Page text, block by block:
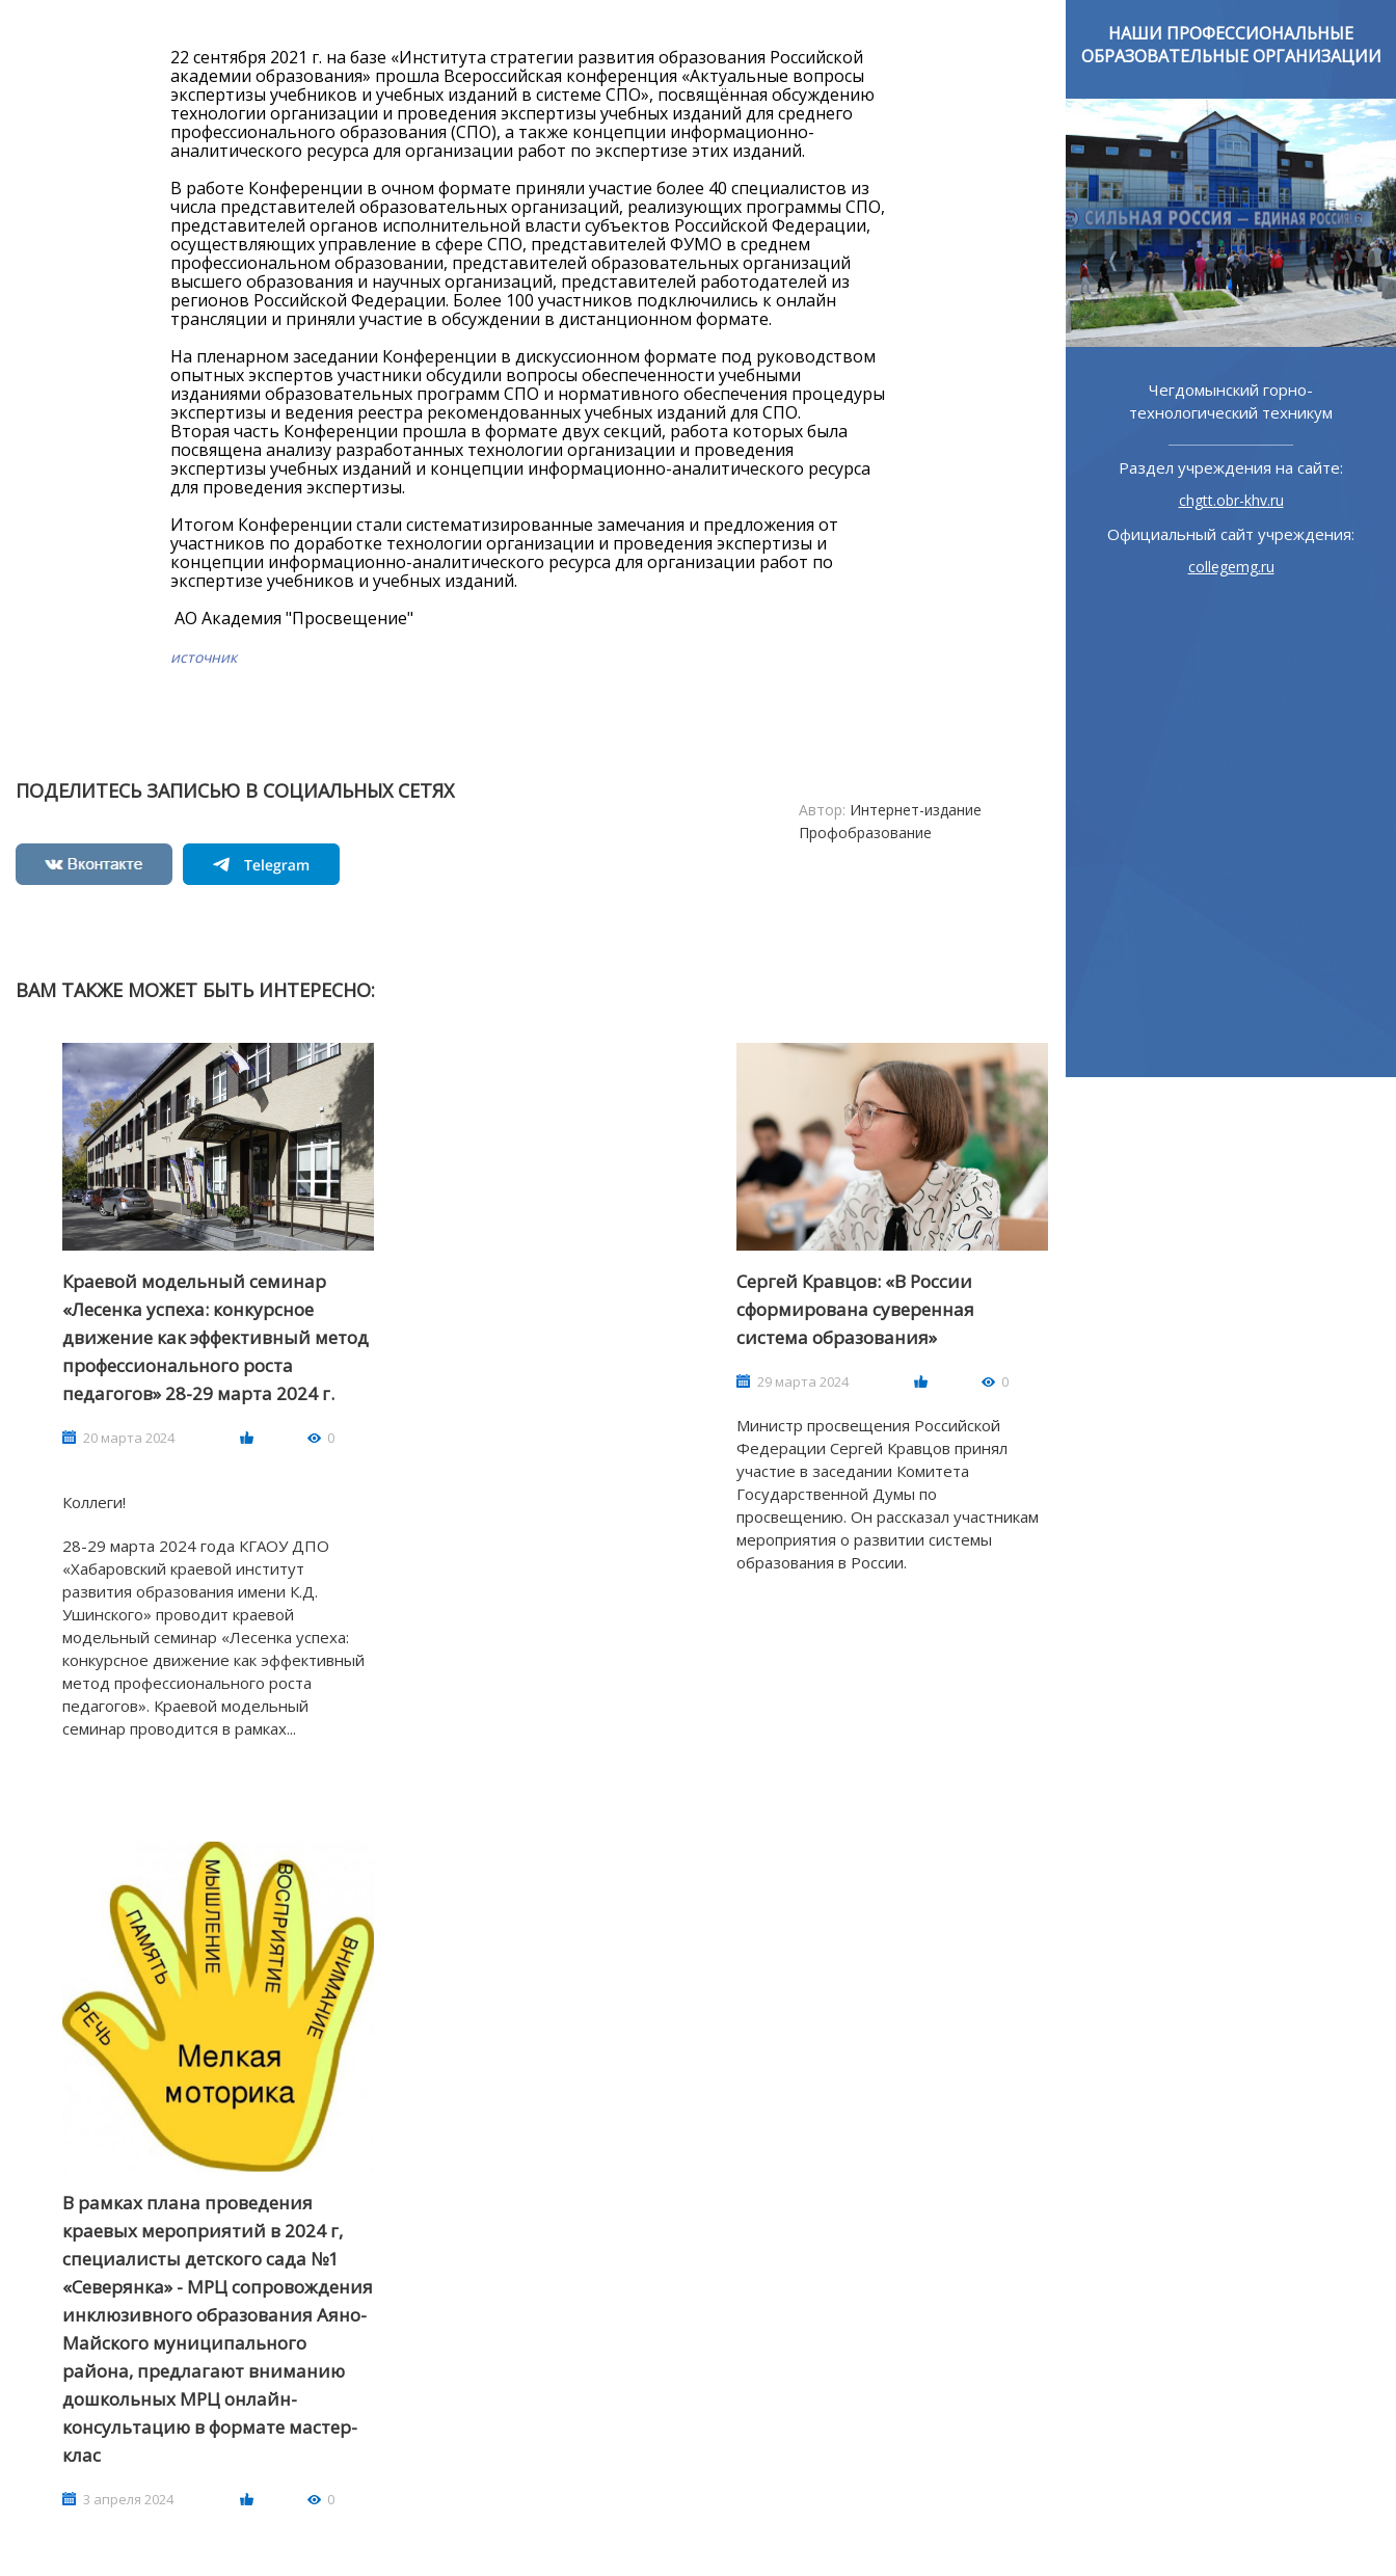
ОБРАЗОВАТЕЛЬНЫЕ ОРГАНИЗАЦИИ
Амурский политехнический
техникум
Раздел учреждения на сайте:
Официальный сайт учреждения:
ap47.ru
ОБРАЗОВАТЕЛЬНЫЕ ОРГАНИЗАЦИИ
Хабаровский краевой институт
Раздел учреждения на сайте:
Официальный сайт учреждения:
НАШИ ПРОФЕССИОНАЛЬНЫЕ
ОБРАЗОВАТЕЛЬНЫЕ ОРГАНИЗАЦИИ
Чегдомынский горно-
технологический техникум
Раздел учреждения на сайте:
chgtt.obr-khv.ru
Официальный сайт учреждения:
collegemg.ru
22 сентября 2021 г. на базе «Института стратегии развития образования Российской
академии образования» прошла Всероссийская конференция «Актуальные вопросы
экспертизы учебников и учебных изданий в системе СПО», посвящённая обсуждению
технологии организации и проведения экспертизы учебных изданий для среднего
профессионального образования (СПО), а также концепции информационно-
аналитического ресурса для организации работ по экспертизе этих изданий.
В работе Конференции в очном формате приняли участие более 40 специалистов из
числа представителей образовательных организаций, реализующих программы СПО,
представителей органов исполнительной власти субъектов Российской Федерации,
осуществляющих управление в сфере СПО, представителей ФУМО в среднем
профессиональном образовании, представителей образовательных организаций
высшего образования и научных организаций, представителей работодателей из
регионов Российской Федерации. Более 100 участников подключились к онлайн
трансляции и приняли участие в обсуждении в дистанционном формате.
На пленарном заседании Конференции в дискуссионном формате под руководством
опытных экспертов участники обсудили вопросы обеспеченности учебными
изданиями образовательных программ СПО и нормативного обеспечения процедуры
экспертизы и ведения реестра рекомендованных учебных изданий для СПО.
Вторая часть Конференции прошла в формате двух секций, работа которых была
посвящена анализу разработанных технологии организации и проведения
экспертизы учебных изданий и концепции информационно-аналитического ресурса
для проведения экспертизы.
Итогом Конференции стали систематизированные замечания и предложения от
участников по доработке технологии организации и проведения экспертизы и
концепции информационно-аналитического ресурса для организации работ по
экспертизе учебников и учебных изданий.
АО Академия "Просвещение"
источник
ПОДЕЛИТЕСЬ ЗАПИСЬЮ В СОЦИАЛЬНЫХ СЕТЯХ
Автор: Интернет-издание
Профобразование
ВАМ ТАКЖЕ МОЖЕТ БЫТЬ ИНТЕРЕСНО:
Краевой модельный семинар
«Лесенка успеха: конкурсное
движение как эффективный метод
профессионального роста
педагогов» 28-29 марта 2024 г.
20 марта 2024 0
Коллеги!
28-29 марта 2024 года КГАОУ ДПО
«Хабаровский краевой институт
развития образования имени К.Д.
Ушинского» проводит краевой
модельный семинар «Лесенка успеха:
конкурсное движение как эффективный
метод профессионального роста
педагогов». Краевой модельный
семинар проводится в рамках...
Сергей Кравцов: «В России
сформирована суверенная
система образования»
29 марта 2024 0
Министр просвещения Российской
Федерации Сергей Кравцов принял
участие в заседании Комитета
Государственной Думы по
просвещению. Он рассказал участникам
мероприятия о развитии системы
образования в России.
В рамках плана проведения
краевых мероприятий в 2024 г,
специалисты детского сада №1
«Северянка» - МРЦ сопровождения
инклюзивного образования Аяно-
Майского муниципального
района, предлагают вниманию
дошкольных МРЦ онлайн-
консультацию в формате мастер-
клас
3 апреля 2024 0